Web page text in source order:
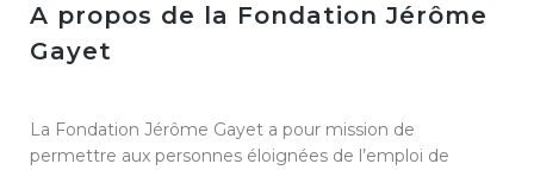
A propos de la Fondation Jérôme
Gayet
La Fondation Jérôme Gayet a pour mission de
permettre aux personnes éloignées de l’emploi de